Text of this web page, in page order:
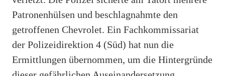
Patronenhülsen und beschlagnahmte den
getroffenen Chevrolet. Ein Fachkommissariat
der Polizeidirektion 4 (Süd) hat nun die
Ermittlungen übernommen, um die Hintergründe